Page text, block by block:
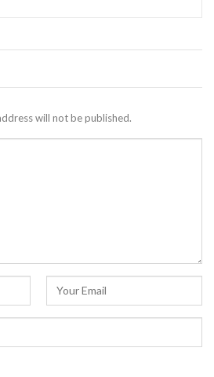
will not be published.